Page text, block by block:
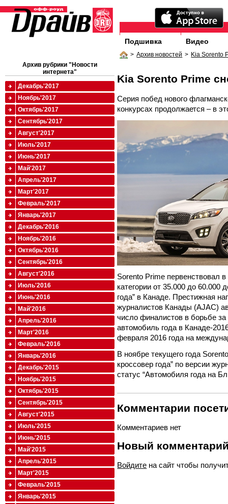
Подшивка Видео
> Архив новостей > Kia Sorento
Kia Sorento Prime
Серия побед нового
конкурсах продолжается – в
Sorento Prime первенствовал
категории от 35.000 до 60.000
года” в Канаде. Престижная
журналистов Канады (AJAC)
число финалистов в борьбе
автомобиль года в Канаде-
февраля 2016 года на
В ноябре текущего года
кроссовер года” по версии
статус “Автомобиля года на
Комментарии
Комментариев нет
Новый
Войдите на сайт чтобы
Архив рубрики "Новости
интернета"
Декабрь'2017
Ноябрь'2017
Октябрь'2017
Сентябрь'2017
Август'2017
Июль'2017
Июнь'2017
Май'2017
Апрель'2017
Март'2017
Февраль'2017
Январь'2017
Декабрь'2016
Ноябрь'2016
Октябрь'2016
Сентябрь'2016
Август'2016
Июль'2016
Июнь'2016
Май'2016
Апрель'2016
Март'2016
Февраль'2016
Январь'2016
Декабрь'2015
Ноябрь'2015
Октябрь'2015
Сентябрь'2015
Август'2015
Июль'2015
Июнь'2015
Май'2015
Апрель'2015
Март'2015
Февраль'2015
Январь'2015